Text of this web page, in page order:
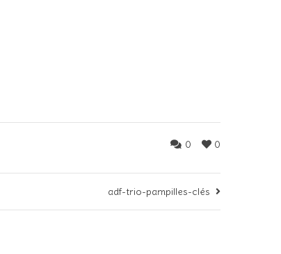
0
0
adf-trio-pampilles-clés